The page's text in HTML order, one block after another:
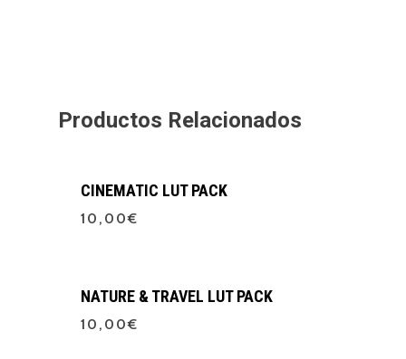
Productos Relacionados
CINEMATIC LUT PACK
10,00€
NATURE & TRAVEL LUT PACK
10,00€